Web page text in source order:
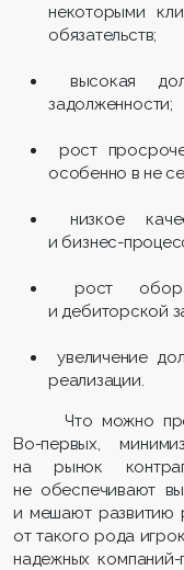
некоторыми
обязательств;
высокая
задолженности;
рост
особенно в не
низкое
и бизнес-
рост
и дебиторской
увеличение
реализации.
Что можно
Во-первых,
на рынок
не обеспечивают
и мешают развитию
от такого рода
надежных